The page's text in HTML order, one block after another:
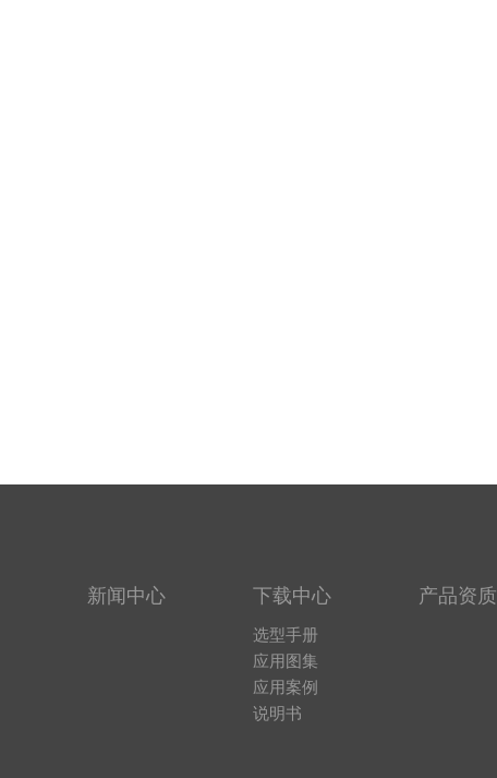
新闻中心 下载中心
选型手册
应用图集
应用案例
说明书
产品资质